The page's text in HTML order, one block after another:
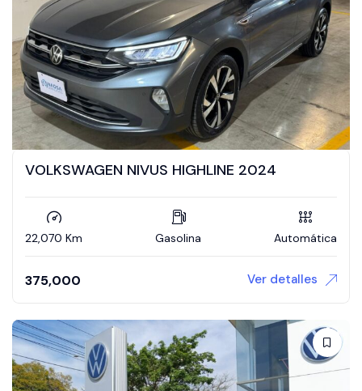
VOLKSWAGEN NIVUS HIGHLINE 2024
22,070 Km Gasolina Automática
375,000 Ver detalles